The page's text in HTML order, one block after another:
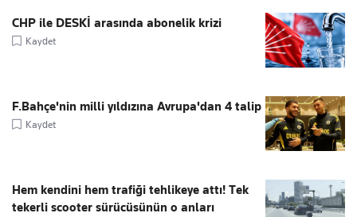
CHP ile DESKİ arasında abonelik krizi
Kaydet
F.Bahçe'nin milli yıldızına Avrupa'dan 4 talip
Kaydet
Hem kendini hem trafiği tehlikeye attı! Tek
tekerli scooter sürücüsünün o anları